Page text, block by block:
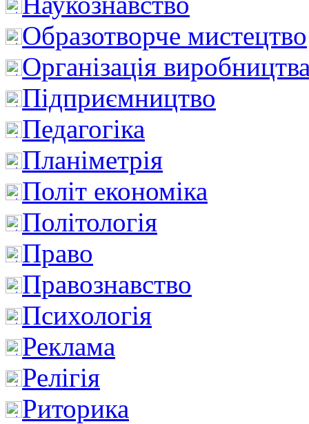
Образотворче мистецтво
Організація
Підприємництво
Педагогіка
Планіметрія
Політ економіка
Політологія
Право
Правознавство
Психологія
Реклама
Релігія
Риторика